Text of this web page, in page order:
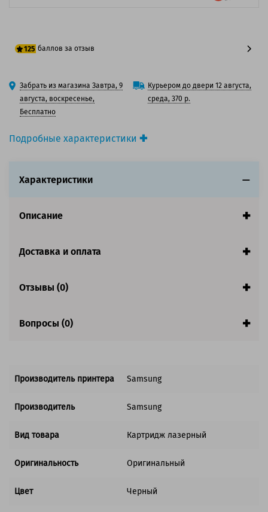
Подробные характеристики
Вид товара:Картридж лазерный
Ресурс:3 000 страниц формата А4 при 5%
Страна:Корея
125 баллов за отзыв
100 баллов
125 баллов
Забрать из магазина Завтра, 9
августа, воскресенье,
Бесплатно
Курьером до двери 12 августа,
среда, 370 р.
Характеристики
Описание
Доставка и оплата
Отзывы (0)
Вопросы (0)
Производитель принтера Samsung
Производитель Samsung
Вид товара Картридж лазерный
Оригинальность Оригинальный
Цвет Черный